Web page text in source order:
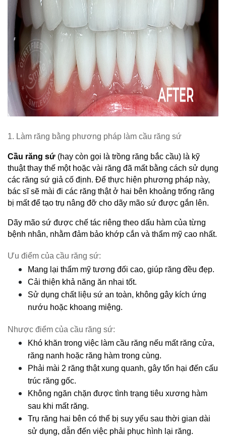
1. Làm răng bằng phương pháp làm cầu răng sứ
Cầu răng sứ (hay còn gọi là trồng răng bắc cầu) là kỹ
thuật thay thế một hoặc vài răng đã mất bằng cách sử dụng
các răng sứ giả cố định. Để thực hiện phương pháp này,
bác sĩ sẽ mài đi các răng thật ở hai bên khoảng trống răng
bị mất để tạo trụ nâng đỡ cho dãy mão sứ được gắn lên.
Dãy mão sứ được chế tác riêng theo dấu hàm của từng
bệnh nhân, nhằm đảm bảo khớp cắn và thẩm mỹ cao nhất.
Ưu điểm của cầu răng sứ:
Mang lại thẩm mỹ tương đối cao, giúp răng đều đẹp.
Cải thiện khả năng ăn nhai tốt.
Sử dụng chất liệu sứ an toàn, không gây kích ứng
nướu hoặc khoang miệng.
Nhược điểm của cầu răng sứ:
Khó khăn trong việc làm cầu răng nếu mất răng cửa,
răng nanh hoặc răng hàm trong cùng.
Phải mài 2 răng thật xung quanh, gây tổn hại đến cấu
trúc răng gốc.
Không ngăn chặn được tình trạng tiêu xương hàm
sau khi mất răng.
Trụ răng hai bên có thể bị suy yếu sau thời gian dài
sử dụng, dẫn đến việc phải phục hình lại răng.